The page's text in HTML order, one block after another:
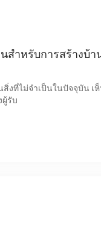
สำหรับการสร้างบ้
งที่ไม่จำเป็นในปัจจุบัน เ
ผู้รับ